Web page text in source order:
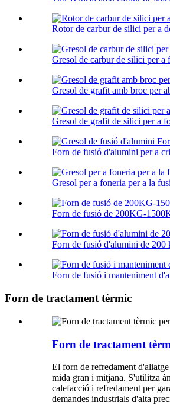
Rotor de carbur de silici per a
Gresol de carbur de silici per
Gresol de grafit amb broc per
Gresol de grafit de silici per a
Forn de fusió d'alumini per a
Gresol per a foneria per a la
Forn de fusió de 200KG-
Forn de fusió d'alumini de 200
Forn de fusió i manteniment
Forn de tractament tèrmic
Forn de tractament
El forn de refredament
mida gran i mitjana. S'utilitza
calefacció i refredament per
demandes industrials d'alta